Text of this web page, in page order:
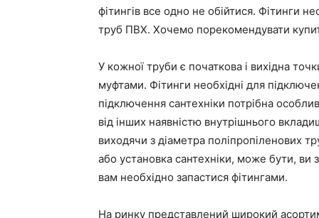
фітингів все одно не обійтися. Фітинги
труб ПВХ. Хочемо порекомендувати
У кожної труби є початкова і вихідна
муфтами. Фітинги необхідні для
підключення сантехніки потрібна
від інших наявністю внутрішнього
виходячи з діаметра поліпропіленових
або установка сантехніки, може бути, ви
вам необхідно запастися фітингами.
На ринку представлений широкий